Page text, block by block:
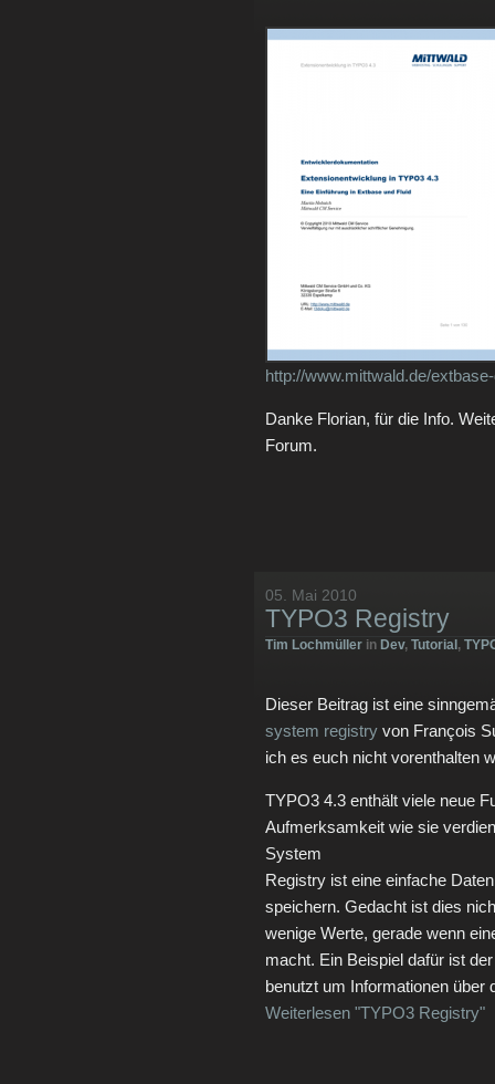
http://www.mittwald.de/
Danke Florian, für die Info.
Forum.
05. Mai 2010
TYPO3 Registry
Tim Lochmüller in Dev, Tutorial ,
Dieser Beitrag ist eine
system registry von François
ich es euch nicht vorenthalten
TYPO3 4.3 enthält viele neue
Aufmerksamkeit wie sie
System
Registry ist eine einfache
speichern. Gedacht ist dies
wenige Werte, gerade wenn
macht. Ein Beispiel dafür ist
benutzt um Informationen über
Weiterlesen "TYPO3 Registry"